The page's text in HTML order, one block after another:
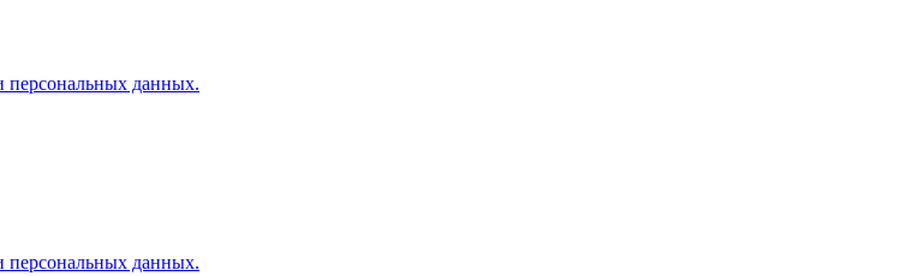
персональных данных.
персональных данных.